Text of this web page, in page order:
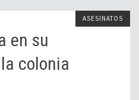
ASESINATOS
en su
colonia